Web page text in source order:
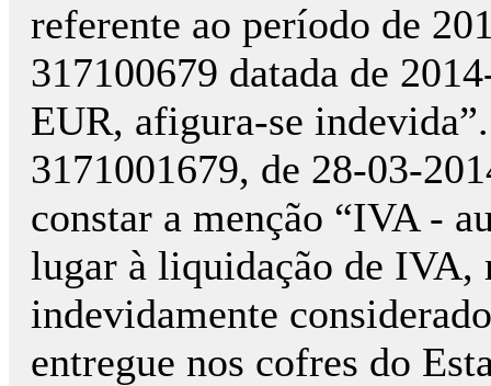
referente ao período de
317100679 datada de
EUR, afigura-se
3171001679, de 28-03-
constar a menção “IVA -
lugar à liquidação de IVA,
indevidamente
entregue nos cofres do